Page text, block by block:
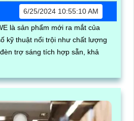
6/25/2024 10:55:10 AM
là sản phẩm mới ra mắt của
kỹ thuật nổi trội như chất lượng
trợ sáng tích hợp sẵn, khả